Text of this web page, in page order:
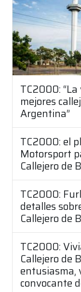
TC2000:
mejores
Argentina”
TC2000: el
Motorsport
Callejero de
TC2000:
detalles
Callejero de
TC2000:
Callejero de
entusiasma,
convocante